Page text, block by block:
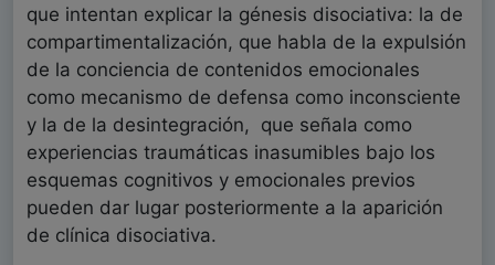
que intentan explicar la génesis disociativa: la de
compartimentalización, que habla de la expulsión
de la conciencia de contenidos emocionales
como mecanismo de defensa como inconsciente
y la de la desintegración, que señala como
experiencias traumáticas inasumibles bajo los
esquemas cognitivos y emocionales previos
pueden dar lugar posteriormente a la aparición
de clínica disociativa.